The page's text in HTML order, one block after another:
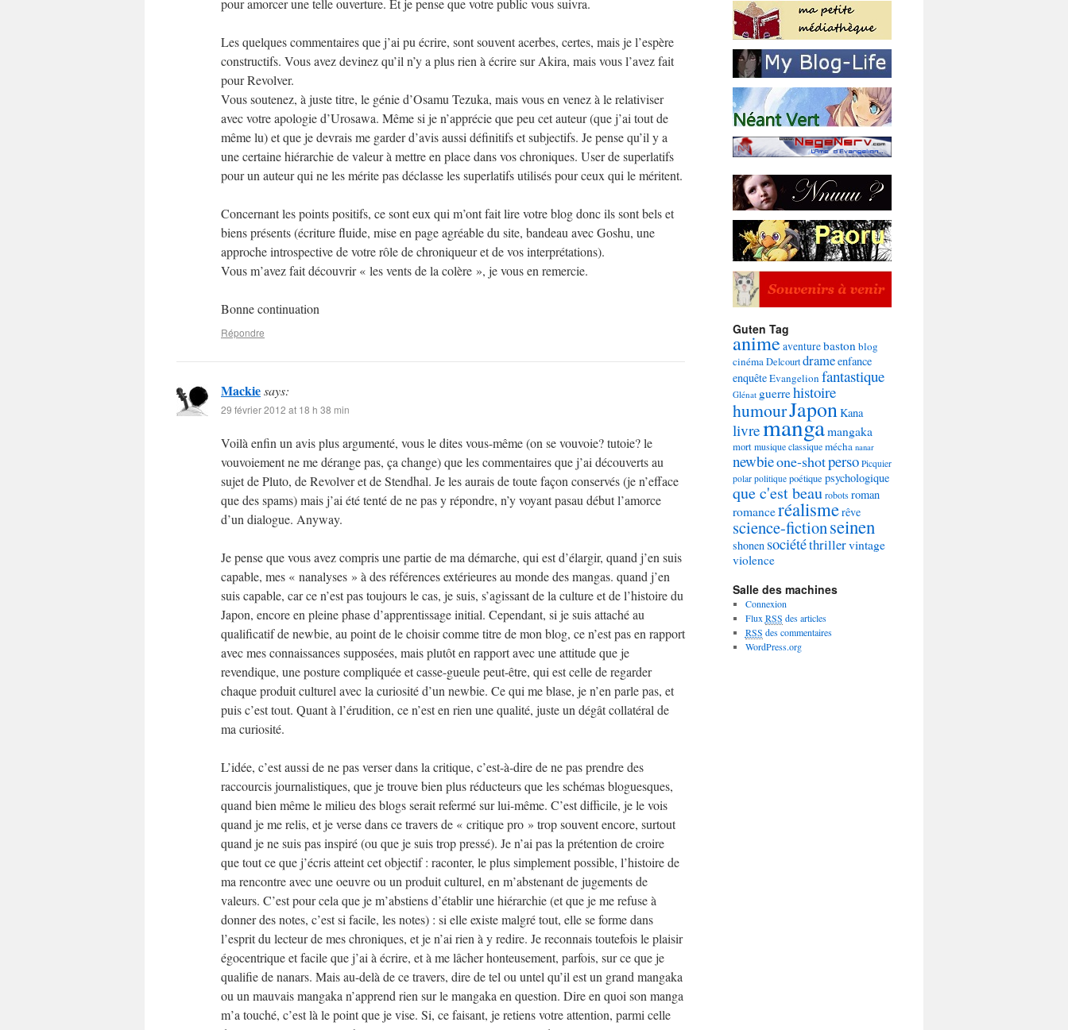
pour amorcer une telle ouverture. Et je pense que votre public vous suivra.
Les quelques commentaires que j’ai pu écrire, sont souvent acerbes, certes, mais je l’espère
constructifs. Vous avez devinez qu’il n’y a plus rien à écrire sur Akira, mais vous l’avez fait
pour Revolver.
Vous soutenez, à juste titre, le génie d’Osamu Tezuka, mais vous en venez à le relativiser
avec votre apologie d’Urosawa. Même si je n’apprécie que peu cet auteur (que j’ai tout de
même lu) et que je devrais me garder d’avis aussi définitifs et subjectifs. Je pense qu’il y a
une certaine hiérarchie de valeur à mettre en place dans vos chroniques. User de superlatifs
pour un auteur qui ne les mérite pas déclasse les superlatifs utilisés pour ceux qui le méritent.
Concernant les points positifs, ce sont eux qui m’ont fait lire votre blog donc ils sont bels et
biens présents (écriture fluide, mise en page agréable du site, bandeau avec Goshu, une
approche introspective de votre rôle de chroniqueur et de vos interprétations).
Vous m’avez fait découvrir « les vents de la colère », je vous en remercie.
Bonne continuation
Répondre
Mackiesays:
29 février 2012 at 18 h 38 min
Voilà enfin un avis plus argumenté, vous le dites vous-même (on se vouvoie? tutoie? le
vouvoiement ne me dérange pas, ça change) que les commentaires que j’ai découverts au
sujet de Pluto, de Revolver et de Stendhal. Je les aurais de toute façon conservés (je n’efface
que des spams) mais j’ai été tenté de ne pas y répondre, n’y voyant pasau début l’amorce
d’un dialogue. Anyway.
Je pense que vous avez compris une partie de ma démarche, qui est d’élargir, quand j’en suis
capable, mes « nanalyses » à des références extérieures au monde des mangas. quand j’en
suis capable, car ce n’est pas toujours le cas, je suis, s’agissant de la culture et de l’histoire du
Japon, encore en pleine phase d’apprentissage initial. Cependant, si je suis attaché au
qualificatif de newbie, au point de le choisir comme titre de mon blog, ce n’est pas en rapport
avec mes connaissances supposées, mais plutôt en rapport avec une attitude que je
revendique, une posture compliquée et casse-gueule peut-être, qui est celle de regarder
chaque produit culturel avec la curiosité d’un newbie. Ce qui me blase, je n’en parle pas, et
puis c’est tout. Quant à l’érudition, ce n’est en rien une qualité, juste un dégât collatéral de
ma curiosité.
L’idée, c’est aussi de ne pas verser dans la critique, c’est-à-dire de ne pas prendre des
raccourcis journalistiques, que je trouve bien plus réducteurs que les schémas bloguesques,
quand bien même le milieu des blogs serait refermé sur lui-même. C’est difficile, je le vois
quand je me relis, et je verse dans ce travers de « critique pro » trop souvent encore, surtout
quand je ne suis pas inspiré (ou que je suis trop pressé). Je n’ai pas la prétention de croire
que tout ce que j’écris atteint cet objectif : raconter, le plus simplement possible, l’histoire de
ma rencontre avec une oeuvre ou un produit culturel, en m’abstenant de jugements de
valeurs. C’est pour cela que je m’abstiens d’établir une hiérarchie (et que je me refuse à
donner des notes, c’est si facile, les notes) : si elle existe malgré tout, elle se forme dans
l’esprit du lecteur de mes chroniques, et je n’ai rien à y redire. Je reconnais toutefois le plaisir
égocentrique et facile que j’ai à écrire, et à me lâcher honteusement, parfois, sur ce que je
qualifie de nanars. Mais au-delà de ce travers, dire de tel ou untel qu’il est un grand mangaka
ou un mauvais mangaka n’apprend rien sur le mangaka en question. Dire en quoi son manga
m’a touché, c’est là le point que je vise. Si, ce faisant, je retiens votre attention, parmi celle
Guten Tag
animeaventurebaston blog
cinémaDelcourtdrameenfance
enquêteEvangelion fantastique
Glénat guerrehistoire
humourJapon Kana
livremangamangaka
mortmusique classiquemécha nanar
newbieone-shotperso Picquier
polar politique poétique psychologique
que c'est beaurobotsroman
romanceréalismerêve
science-fictionseinen
shonen sociététhrillervintage
violence
Salle des machines
Connexion
Flux RSS des articles
RSS des commentaires
WordPress.org